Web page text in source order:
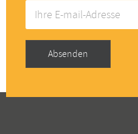
mail-
Adresse
Absenden